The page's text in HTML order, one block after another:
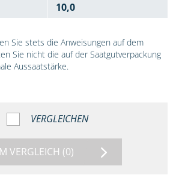
10,0
Sie stets die Anweisungen auf dem
Sie nicht die auf der Saatgutverpackung
Aussaatstärke.
VERGLEICHEN
VERGLEICH (0)